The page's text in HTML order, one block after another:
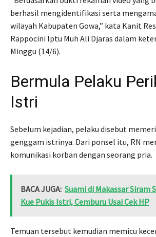
berhasil mengidentifikasi serta
wilayah Kabupaten Gowa,” kata Kanit
Rappocini Iptu Muh Ali Djaras dalam
Minggu (14/6).
Bermula Pelaku
Istri
Sebelum kejadian, pelaku disebut
genggam istrinya. Dari ponsel itu, RN
komunikasi korban dengan seorang pria.
BACA JUGA: Suami di Makassar Siram
Kue Pukis Istri, Cemburu Usai Cek HP
Temuan tersebut kemudian memicu